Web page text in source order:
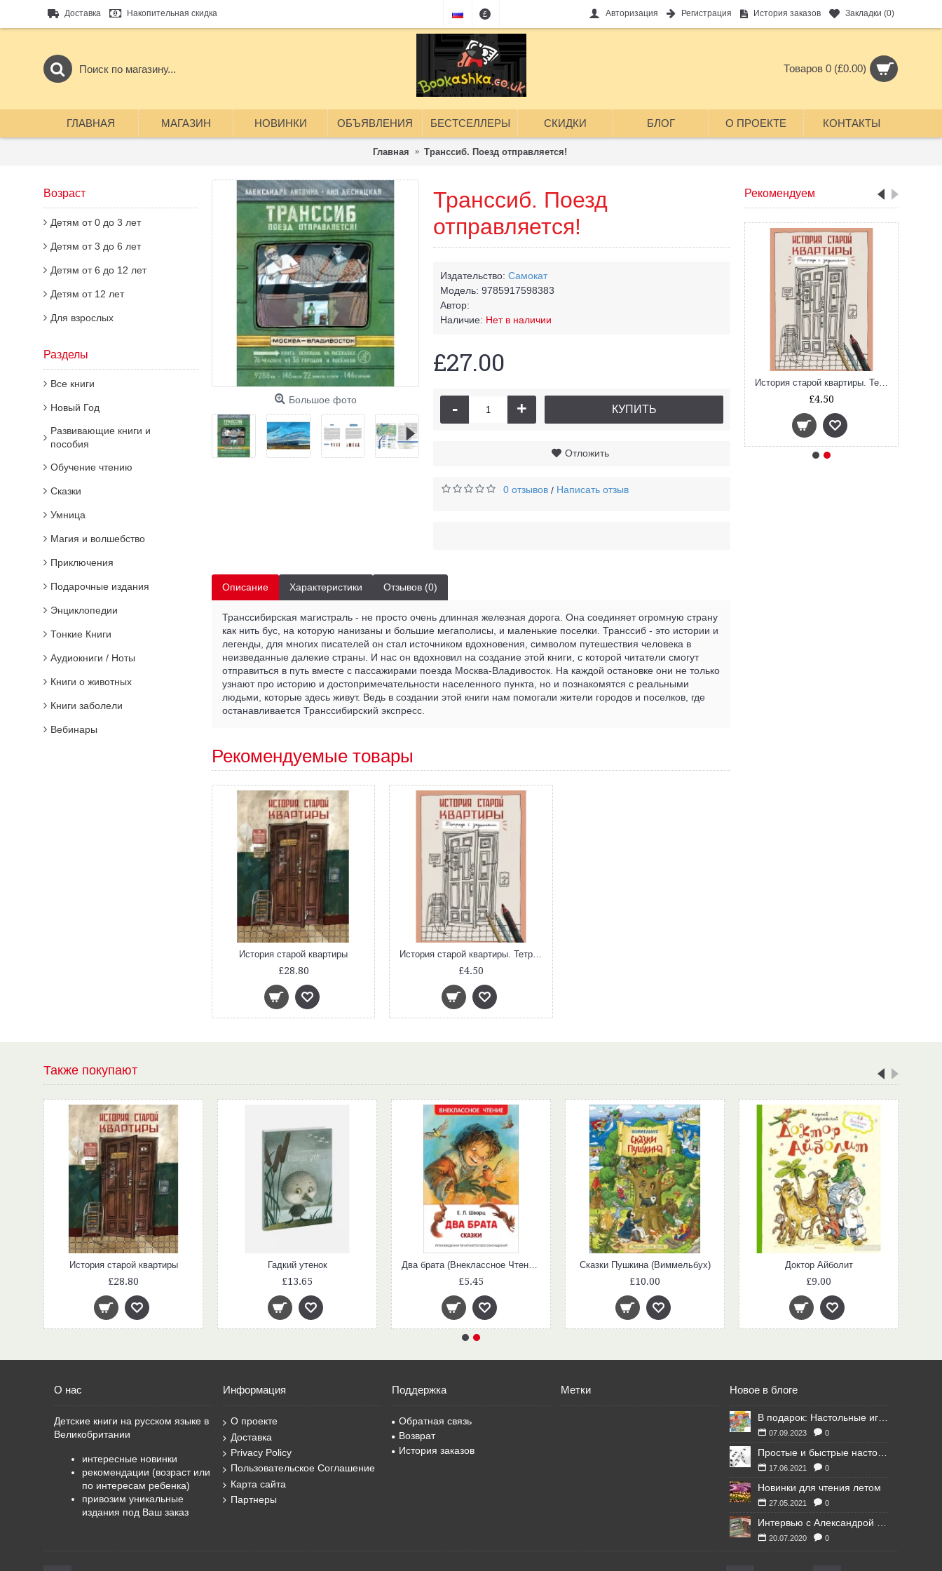
Доставка Накопительная скидка £ Авторизация Регистрация История заказов Закладки (0)
Товаров 0 (£0.00)
ГЛАВНАЯ МАГАЗИН НОВИНКИ ОБЪЯВЛЕНИЯ БЕСТСЕЛЛЕРЫ СКИДКИ БЛОГ О ПРОЕКТЕ КОНТАКТЫ
Главная Транссиб. Поезд отправляется!
Возраст
Детям от 0 до 3 лет
Детям от 3 до 6 лет
Детям от 6 до 12 лет
Детям от 12 лет
Для взрослых
Разделы
Все книги
Новый Год
Развивающие книги и
пособия
Обучение чтению
Сказки
Умница
Магия и волшебство
Приключения
Подарочные издания
Энциклопедии
Тонкие Книги
Аудиокниги / Ноты
Книги о животных
Книги заболели
Вебинары
Рекомендуем
£28.80
История старой квартиры. Тетрадь с заданиями
£4.50
Большое фото
Транссиб. Поезд
отправляется!
Издательство: Самокат
Модель: 9785917598383
Автор:
Наличие: Нет в наличии
£27.00
- + КУПИТЬ
Отложить
0 отзывов / Написать отзыв
Описание Характеристики Отзывов (0)
Транссибирская магистраль - не просто очень длинная железная дорога. Она соединяет огромную страну
как нить бус, на которую нанизаны и большие мегаполисы, и маленькие поселки. Транссиб - это истории и
легенды, для многих писателей он стал источником вдохновения, символом путешествия человека в
неизведанные далекие страны. И нас он вдохновил на создание этой книги, с которой читатели смогут
отправиться в путь вместе с пассажирами поезда Москва-Владивосток. На каждой остановке они не только
узнают про историю и достопримечательности населенного пункта, но и познакомятся с реальными
людьми, которые здесь живут. Ведь в создании этой книги нам помогали жители городов и поселков, где
останавливается Транссибирский экспресс.
Рекомендуемые товары
История старой квартиры
£28.80
История старой квартиры. Тетрадь с заданиями
£4.50
Также покупают
История старой квартиры
£28.80
Гадкий утенок
£13.65
Два брата (Внеклассное Чтение)
£5.45
Сказки Пушкина (Виммельбух)
£10.00
Доктор Айболит
£9.00
О нас
Детские книги на русском языке в
Великобритании
интересные новинки
рекомендации (возраст или
по интересам ребенка)
привозим уникальные
издания под Ваш заказ
Информация
О проекте
Доставка
Privacy Policy
Пользовательское Соглашение
Карта сайта
Партнеры
Поддержка
Обратная связь
Возврат
История заказов
Метки Новое в блоге
В подарок: Настольные игры для Ваших британских друзей
07.09.2023 0
Простые и быстрые настольные игры
17.06.2021 0
Новинки для чтения летом
27.05.2021 0
Интервью с Александрой Литвиной
20.07.2020 0